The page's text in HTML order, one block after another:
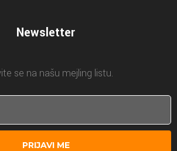
Newsletter
se na našu mejling listu.
PRIJAVI ME